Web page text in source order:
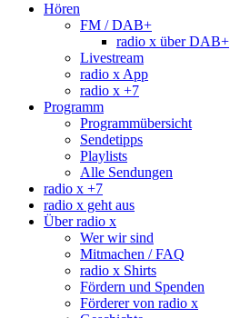
Hören
FM / DAB+
radio x über DAB+
Livestream
radio x App
radio x +7
Programm
Programmübersicht
Sendetipps
Playlists
Alle Sendungen
radio x +7
radio x geht aus
Über radio x
Wer wir sind
Mitmachen / FAQ
radio x Shirts
Fördern und Spenden
Förderer von radio x